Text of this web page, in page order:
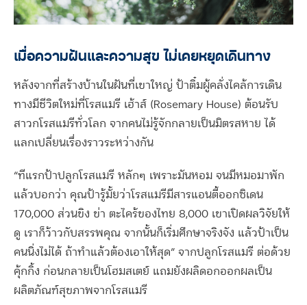
เมื่อความฝันและความสุข ไม่เคยหยุดเดินทาง
หลังจากที่สร้างบ้านในฝันที่เขาใหญ่ ป้าติ๋มผู้คลั่งไคล้การเดิน
ทางมีชีวิตใหม่ที่โรสแมรี เฮ้าส์ (Rosemary House) ต้อนรับ
สาวกโรสแมรีทั่วโลก จากคนไม่รู้จักกลายเป็นมิตรสหาย ได้
แลกเปลี่ยนเรื่องราวระหว่างกัน
“ทีแรกป้าปลูกโรสแมรี หลักๆ เพราะมันหอม จนมีหมอมาพัก
แล้วบอกว่า คุณป้ารู้มั้ยว่าโรสแมรีมีสารแอนตี้ออกซิเดน
170,000 ส่วนขิง ข่า ตะไคร้ของไทย 8,000 เขาเปิดผลวิจัยให้
ดู เราก็ว้าวกับสรรพคุณ จากนั้นก็เริ่มศึกษาจริงจัง แล้วป้าเป็น
คนนิ่งไม่ได้ ถ้าทำแล้วต้องเอาให้สุด” จากปลูกโรสแมรี ต่อด้วย
คุ้กกิ้ง ก่อนกลายเป็นโฮมสเตย์ แถมยังผลิดอกออกผลเป็น
ผลิตภัณฑ์สุขภาพจากโรสแมรี